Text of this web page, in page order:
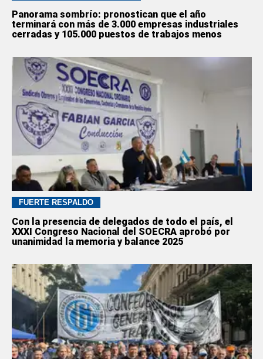
Panorama sombrío: pronostican que el año
terminará con más de 3.000 empresas industriales
cerradas y 105.000 puestos de trabajos menos
FUERTE RESPALDO
Con la presencia de delegados de todo el país, el
XXXI Congreso Nacional del SOECRA aprobó por
unanimidad la memoria y balance 2025